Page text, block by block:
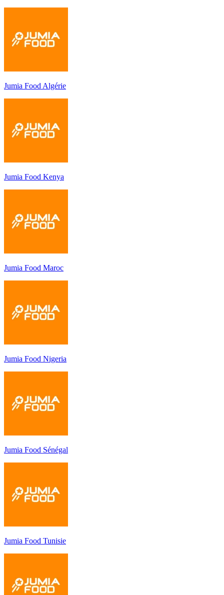
Jumia Food Algérie
Jumia Food Kenya
Jumia Food Maroc
Jumia Food Nigeria
Jumia Food Sénégal
Jumia Food Tunisie